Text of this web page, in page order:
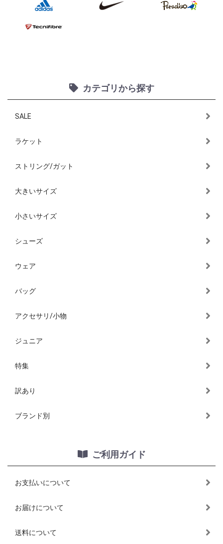
カテゴリから探す
SALE
ラケット
ストリング/ガット
大きいサイズ
小さいサイズ
シューズ
ウェア
バッグ
アクセサリ/小物
ジュニア
特集
訳あり
ブランド別
ご利用ガイド
お支払いについて
お届けについて
送料について